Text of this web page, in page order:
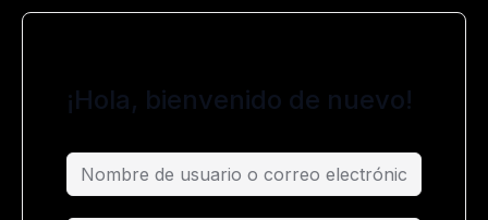
¡Hola, bienvenido de nuevo!